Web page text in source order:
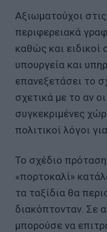
Αξιωματούχοι
περιφερειακά
καθώς και
υπουργεία και
επανεξετάσει το
σχετικά με το αν
συγκεκριμένες
πολιτικοί λόγοι
Το σχέδιο
«πορτοκαλί»
τα ταξίδια θα
διακόπτονταν. Σε
μπορούσε να